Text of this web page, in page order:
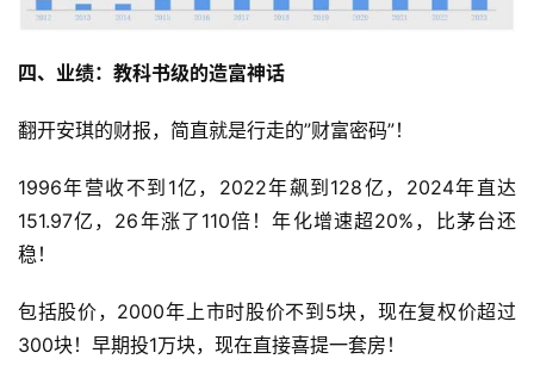
公
尚
科
技
四、业绩：教科书级的造富神话
翻开安琪的财报，简直就是行走的”财富密码”！
1996年营收不到1亿，2022年飙到128亿，2024年直达
151.97亿，26年涨了110倍！年化增速超20%，比茅台还
稳！
包括股价，2000年上市时股价不到5块，现在复权价超过
300块！早期投1万块，现在直接喜提一套房！